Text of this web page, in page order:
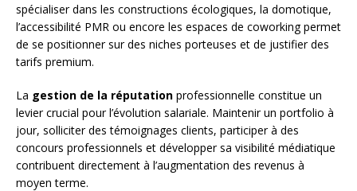
spécialiser dans les constructions écologiques, la domotique,
l’accessibilité PMR ou encore les espaces de coworking permet
de se positionner sur des niches porteuses et de justifier des
tarifs premium.
La gestion de la réputation professionnelle constitue un
levier crucial pour l’évolution salariale. Maintenir un portfolio à
jour, solliciter des témoignages clients, participer à des
concours professionnels et développer sa visibilité médiatique
contribuent directement à l’augmentation des revenus à
moyen terme.